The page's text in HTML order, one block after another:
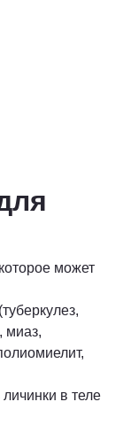
может
миаз,
в теле